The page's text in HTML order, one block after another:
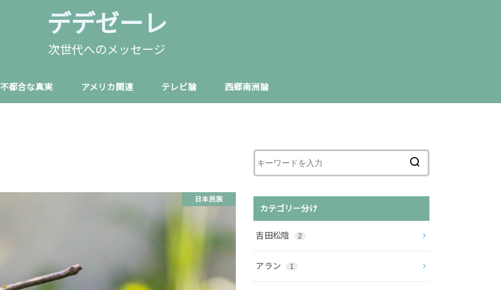
デデゼーレ
次世代へのメッセージ
不都合な真実 アメリカ関連 テレビ論 西郷南洲論
日本民族
カテゴリー分け
吉田松陰 2
アラン 1